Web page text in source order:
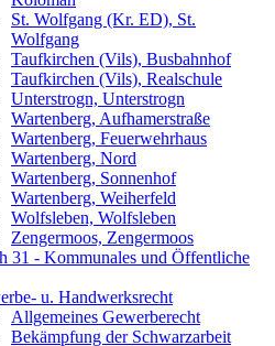
St. Wolfgang (Kr. ED), St.
Wolfgang
Taufkirchen (Vils), Busbahnhof
Taufkirchen (Vils), Realschule
Unterstrogn, Unterstrogn
Wartenberg, Aufhamerstraße
Wartenberg, Feuerwehrhaus
Wartenberg, Nord
Wartenberg, Sonnenhof
Wartenberg, Weiherfeld
Wolfsleben, Wolfsleben
Zengermoos, Zengermoos
31 - Kommunales und Öffentliche
u. Handwerksrecht
Allgemeines Gewerberecht
Bekämpfung der Schwarzarbeit